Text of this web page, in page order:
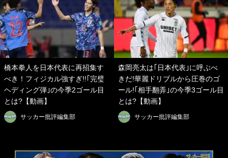
橋本拳人を日本代表に再招集す
べき！フィジカル強すぎ!!｢完璧
ヘディング弾｣の今季2ゴール目
とは?【動画】
サッカー批評編集部
森岡亮太は｢日本代表｣に呼ぶべ
きだ!華麗ドリブルから圧巻のゴ
ール!｢相手翻弄｣の今季3ゴール目
とは?【動画】
サッカー批評編集部